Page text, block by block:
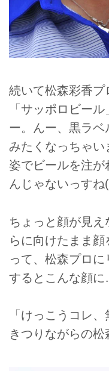
続いて松森彩香プ
「サッポロビー
ー。んー、黒ラ
みたくなっちゃ
姿でビールを注が
んじゃないっす
ちょっと顔が見
らに向けたまま
って、松森プロに
するとこんな顔
「けっこうコレ
きつりながらの